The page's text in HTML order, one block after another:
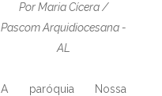
Por Maria Cícera /
Pascom Arquidiocesana -
AL
A paróquia Nossa